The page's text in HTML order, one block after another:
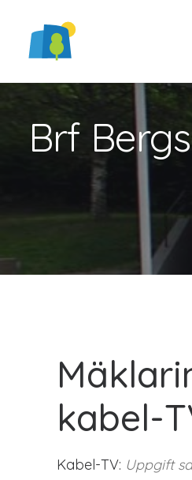
Brf
kabel-
Kabel-TV: Uppgift